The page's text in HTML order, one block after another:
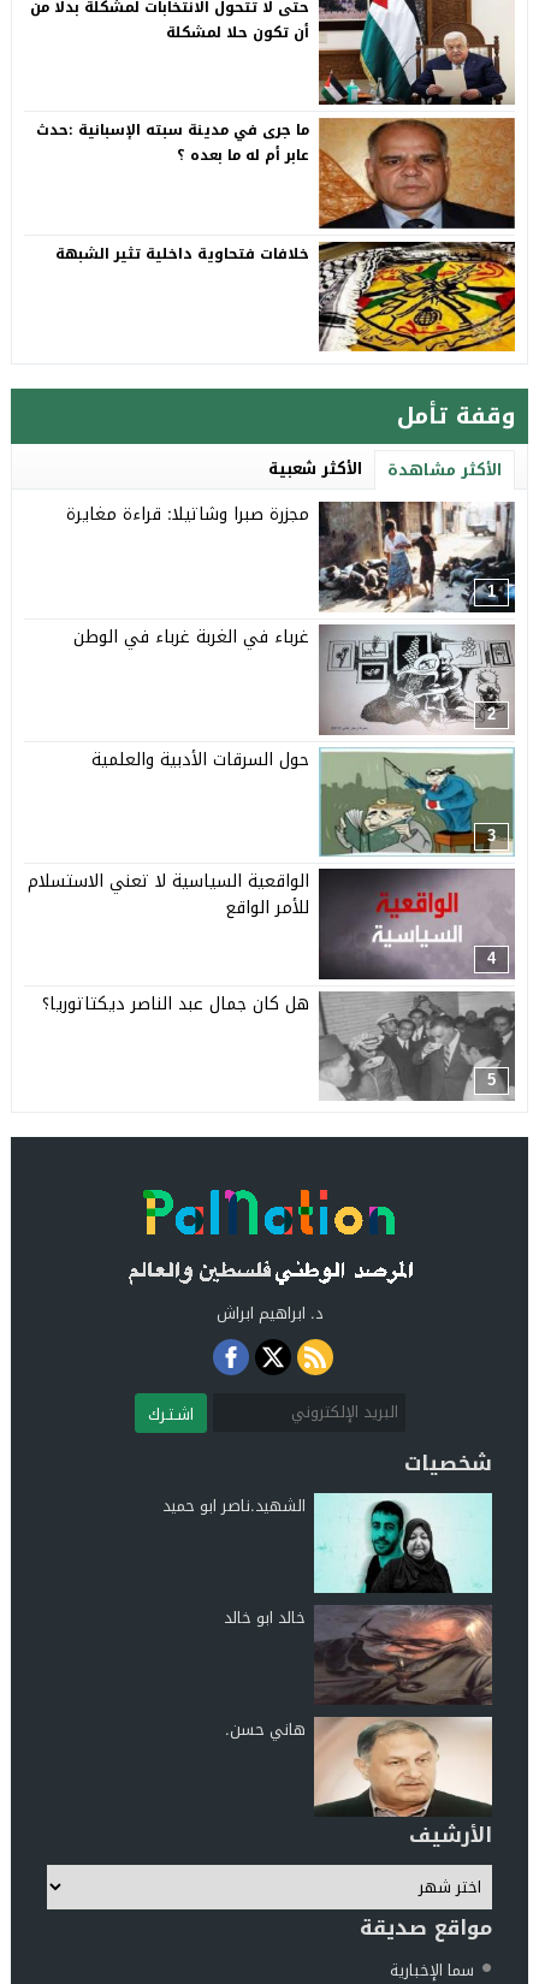
حتى لا تتحول الانتخابات لمشكلة بدلا من
أن تكون حلا لمشكلة
ما جرى في مدينة سبته الإسبانية :حدث
عابر أم له ما بعده ؟
خلافات فتحاوية داخلية تثير الشبهة
وقفة تأمل
الأكثر مشاهدة الأكثر شعبية
1
مجزرة صبرا وشاتيلا: قراءة مغايرة
2
غرباء في الغربة غرباء في الوطن
3
حول السرقات الأدبية والعلمية
4
الواقعية السياسية لا تعني الاستسلام
للأمر الواقع
5
هل كان جمال عبد الناصر ديكتاتوريا؟
د. ابراهيم ابراش
اشـتـرك
شخصيات
الشهيد.ناصر ابو حميد
خالد ابو خالد
هاني حسن.
الأرشيف
مواقع صديقة
سما الإخبارية